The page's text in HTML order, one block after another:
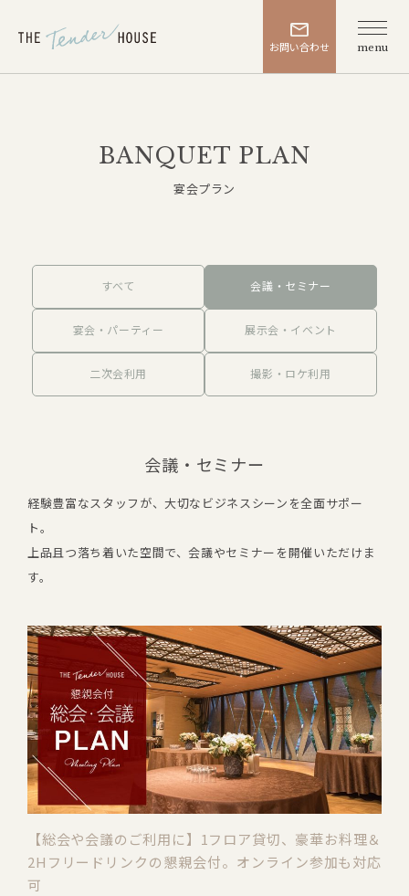
お問い合わせ menu
BANQUET PLAN
宴会プラン
すべて 会議・セミナー
宴会・パーティー 展示会・イベント
二次会利用 撮影・ロケ利用
会議・セミナー
経験豊富なスタッフが、大切なビジネスシーンを全面サポー
ト。
上品且つ落ち着いた空間で、会議やセミナーを開催いただけま
す。
【総会や会議のご利用に】1フロア貸切、豪華お料理＆
2Hフリードリンクの懇親会付。オンライン参加も対応
可